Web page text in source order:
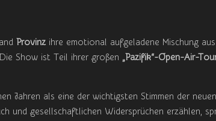
Provinz ihre emotional aufgeladene Mischung
Show ist Teil ihrer großen „Pazifik“-Open-Air-
Jahren als eine der wichtigsten Stimmen der
und gesellschaftlichen Widersprüchen erzählen,